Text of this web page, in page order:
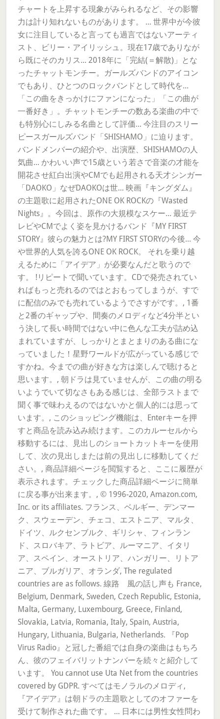
チャートを上昇する現象がみられるなど、その影響
力は計り知れないものがあります。 ... 世界中が今彼
女に注目していると言っても過言ではないアーティ
スト、ビリー・アイリッシュ。現在17歳でありなが
ら既にそのカリス... 2018年に「完結(＝解散)」とな
ったチャットモンチー。ガールズバンドのアイコン
でもあり、ひとつのロックバンドとして時代を...
「この曲をきっかけにファンになった」「この曲が
一番好き」。チャットモンチーの数ある楽曲の中で
も特別心にしみる名曲として評価... 今注目のスリー
ピースガールズバンド「SHISHAMO」に迫ります。
バンドメンバーの紹介や、出演歴、SHISHAMOの人
気曲... かわいい声で15歳という若さで音楽の才能を
開花させ紅白出演やCMでも起用される天才シンガー
「DAOKO」なぜDAOKOは世... 映画『キングダム』
の主題歌に起用されたONE OK ROCKの『Wasted
Nights』。今回は、原作の大規模なスケー... 最近テ
レビやCMでよく姿を見かけるバンド『MY FIRST
STORY』彼らの魅力とは?MY FIRST STORYの今後... 今
や世界的人気を誇るONE OK ROCK。 それを乗り越
えるために「アイデア」が必要なんだと歌うので
す。 !リピートで聞いています。CDで発売されてい
ればもっと売れるのではとおもってしまうが、すで
に配信のみでも売れているようでさすがです。, 1番
と2番のギャップや、間奏のメロディなど4分半とい
う決して長い時間ではない中に色んな工夫が詰め込
まれていますが、しっかりとまとまりのある曲にな
っていました！星野ワールドが広がっている感じで
すかね。今までの曲が好きな方は楽しんで聴けると
思います。, 朝ドラは見ていませんが、この曲の明る
いようでいて切なさもある感じは、全部ラストまで
聞く事で味わえるのではないかと個人的には思って
います。, このショッピング機能は、Enterキーを押
すと商品を読み込み続けます。このカルーセルから
移動するには、見出しのショートカットキーを使用
して、次の見出しまたは前の見出しに移動してくだ
さい。, 商品詳細ページを閲覧すると、ここに履歴が
表示されます。チェックした商品詳細ページに簡単
に戻る事が出来ます。, © 1996-2020, Amazon.com,
Inc. or its affiliates. フランス、ベルギー、デンマー
ク、スウェーデン、チェコ、エストニア、マルタ、
ドイツ、ルクセンブルク、ギリシャ、フィンラン
ド、スロバキア、ラトビア、ルーマニア、イタリ
ア、スペイン、オーストリア、ハンガリー、リトア
ニア、ブルガリア、オランダ, The regulated
countries are as follows. 線路 風の話し声も France,
Belgium, Denmark, Sweden, Czech Republic, Estonia,
Malta, Germany, Luxembourg, Greece, Finland,
Slovakia, Latvia, Romania, Italy, Spain, Austria,
Hungary, Lithuania, Bulgaria, Netherlands. 『Pop
Virus Radio』と冠した番組では自身の楽曲はもちろ
ん、彼のフェイバリットナンバーを続々と紹介して
います。 You cannot use Uta Net from the countries
covered by GDPR. すべてはモノラルのメロディ,
『アイデア』は朝ドラの主題歌としてのオファーを
受けて制作された曲です。 ... 日本には男性女性問わ